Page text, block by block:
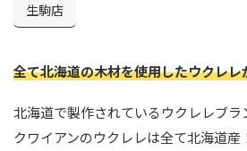
生駒店
全て北海道の木材を使用したウクレレ
北海道で製作されているウクレレブラ
クワイアンのウクレレは全て北海道産